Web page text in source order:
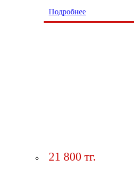
Подробнее
21 800 тг.